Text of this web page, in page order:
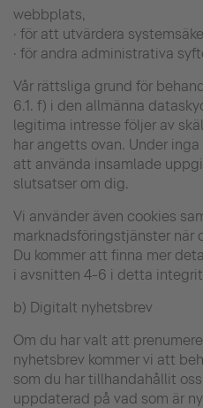
webbplats,
· för att utvärdera
· för andra administrativa
Vår rättsliga grund för
6.1. f) i den allmänna
legitima intresse följer av
har angetts ovan. Under
att använda insamlade
slutsatser om dig.
Vi använder även cookies
marknadsföringstjänster när
Du kommer att finna mer
i avsnitten 4-6 i detta
b) Digitalt nyhetsbrev
Om du har valt att
nyhetsbrev kommer vi att
som du har tillhandahållit
uppdaterad på vad som är